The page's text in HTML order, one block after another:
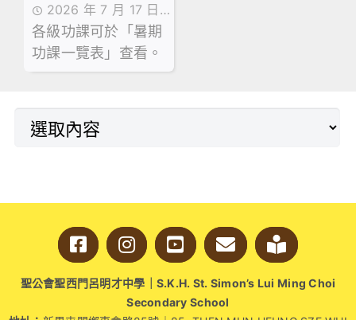
業2026 年 7 月 17 日
最新消息
各級功課可於「暑期
功課一覽表」查看。
聖公會聖西門呂明才中學｜S.K.H. St. Simon’s Lui Ming Choi
Secondary School